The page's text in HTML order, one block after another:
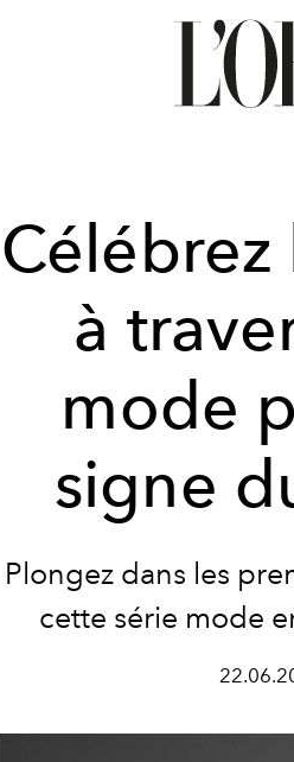
à
mode
signe
Plongez dans les
cette série mode